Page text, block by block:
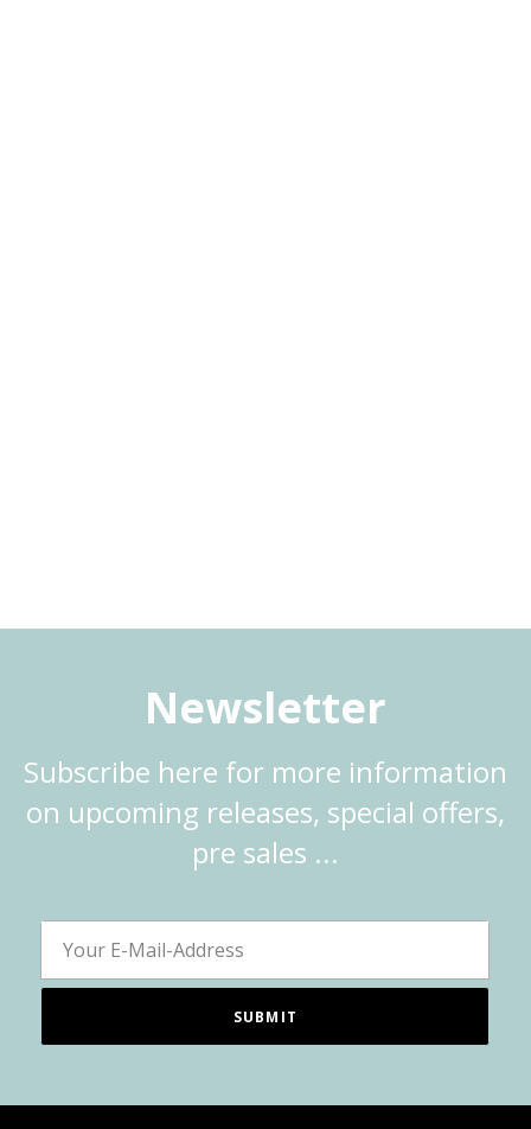
Newsletter
Subscribe here for more information
on upcoming releases, special offers,
pre sales ...